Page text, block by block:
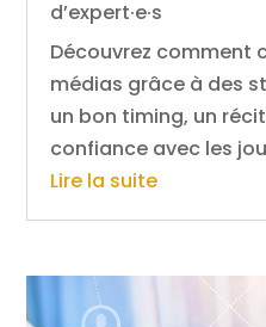
d’expert·e·s
Découvrez comment
médias grâce à des
un bon timing, un
confiance avec les
Lire la suite